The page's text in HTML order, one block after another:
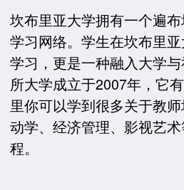
坎布里亚大学拥有一个遍
学习网络。学生在坎布里
学习，更是一种融入大学
所大学成立于2007年，它
里你可以学到很多关于教
动学、经济管理、影视艺
程。